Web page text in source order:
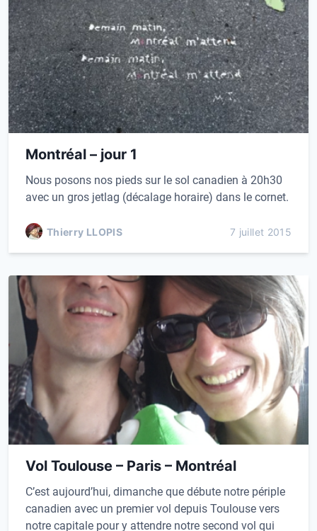
Montréal – jour 1
Nous posons nos pieds sur le sol canadien à 20h30
avec un gros jetlag (décalage horaire) dans le cornet.
Thierry LLOPIS 7 juillet 2015
Vol Toulouse – Paris – Montréal
C’est aujourd’hui, dimanche que débute notre périple
canadien avec un premier vol depuis Toulouse vers
notre capitale pour y attendre notre second vol qui